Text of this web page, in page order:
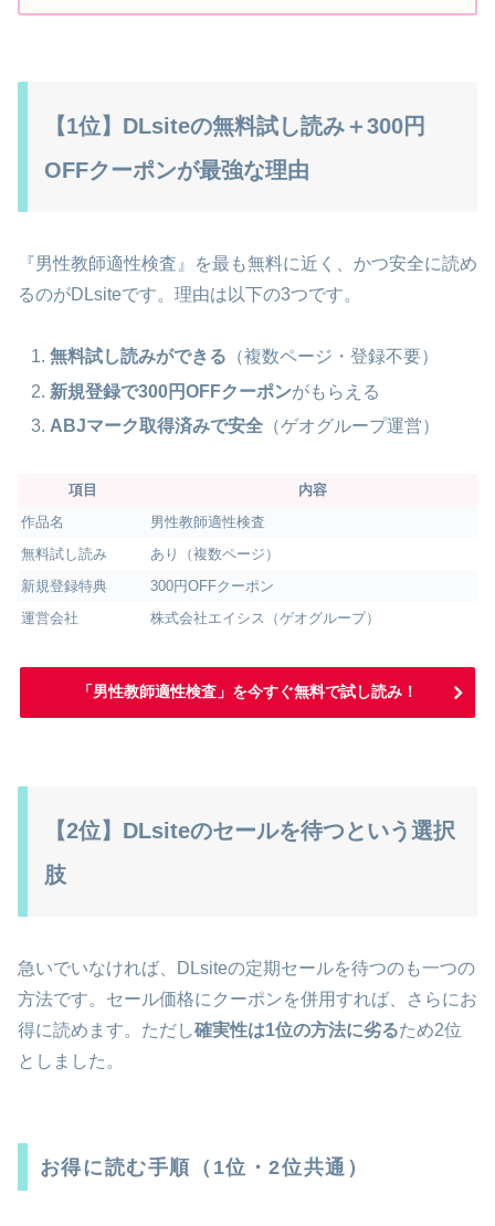
【1位】DLsiteの無料試し読み＋300円
OFFクーポンが最強な理由
『男性教師適性検査』を最も無料に近く、かつ安全に読め
るのがDLsiteです。理由は以下の3つです。
無料試し読みができる （複数ページ・登録不要）
新規登録で300円OFFクーポンがもらえる
ABJマーク取得済みで安全 （ゲオグループ運営）
項目
内容
作品名
男性教師適性検査
無料試し読み
あり（複数ページ）
新規登録特典
300円OFFクーポン
運営会社
株式会社エイシス（ゲオグループ）
「男性教師適性検査」を今すぐ無料で試し読み！
【2位】DLsiteのセールを待つという選択
肢
急いでいなければ、DLsiteの定期セールを待つのも一つの
方法です。セール価格にクーポンを併用すれば、さらにお
得に読めます。ただし確実性は1位の方法に劣るため2位
としました。
お得に読む手順（1位・2位共通）